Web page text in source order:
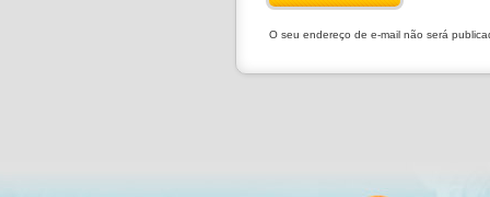
O seu endereço de e-mail não será